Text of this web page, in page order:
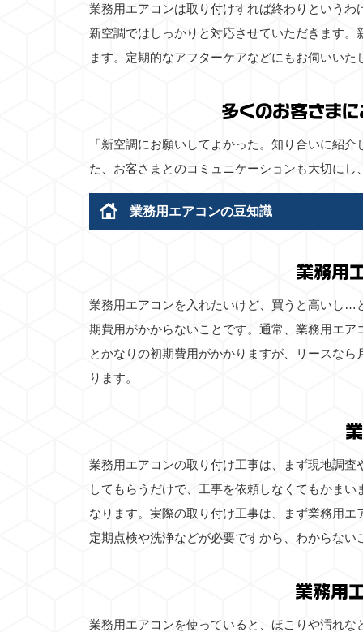
業務用エアコンは取り付けすれば終わりという
新空調ではしっかりと対応させていただきます
ます。定期的なアフターケアなどにもお伺いい
多くのお客さま
「新空調にお願いしてよかった。知り合いに紹
た、お客さまとのコミュニケーションも大切に
業務用エアコンの豆知識
業務用
業務用エアコンを入れたいけど、買うと高いし…
期費用がかからないことです。通常、業務用エ
とかなりの初期費用がかかりますが、リースな
ります。
業務用エアコンの取り付け工事は、まず現地調
してもらうだけで、工事を依頼しなくてもかま
なります。実際の取り付け工事は、まず業務用
定期点検や洗浄などが必要ですから、わからな
業務用
業務用エアコンを使っていると、ほこりや汚れ